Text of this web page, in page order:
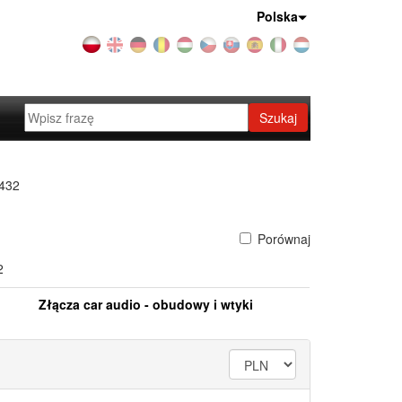
Polska
Szukaj
Porównaj
Złącza car audio - obudowy i wtyki